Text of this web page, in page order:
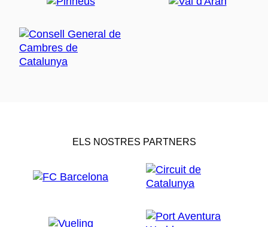
ELS NOSTRES PARTNERS